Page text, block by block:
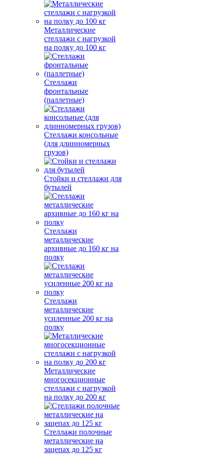
Металлические
стеллажи с нагрузкой
на полку до 100 кг
Стеллажи
фронтальные
(паллетные)
Стеллажи консольные
(для длинномерных
грузов)
Стойки и стеллажи для
бутылей
Стеллажи
металлические
архивные до 160 кг на
полку
Стеллажи
металлические
усиленные 200 кг на
полку
Металлические
многосекционные
стеллажи с нагрузкой
на полку до 200 кг
Стеллажи полочные
металлические на
зацепах до 125 кг